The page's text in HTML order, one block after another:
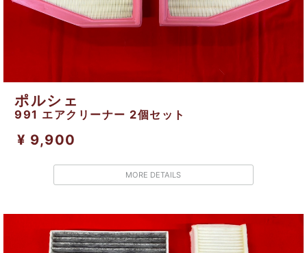
ポルシェ
991 エアクリーナー 2個セット
¥ 9,900
MORE DETAILS